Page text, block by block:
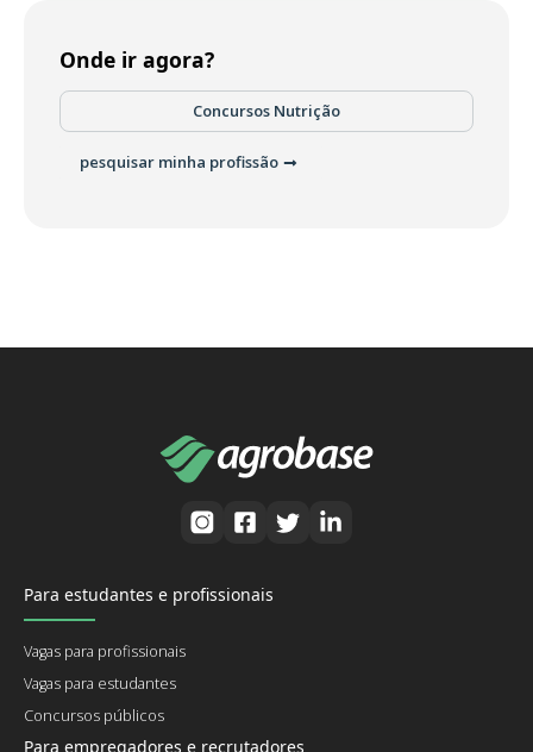
Onde ir agora?
Concursos Nutrição
pesquisar minha profissão
Para estudantes e profissionais
Vagas para profissionais
Vagas para estudantes
Concursos públicos
Para empregadores e recrutadores